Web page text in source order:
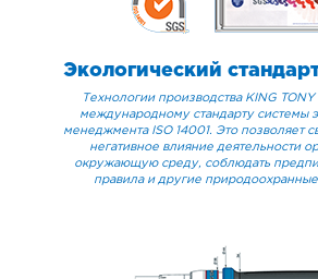
Экологический
Технологии производства KING TONY
международному стандарту системы
менеджмента ISO 14001. Это позволяет
негативное влияние деятельности
окружающую среду, соблюдать
правила и другие природоохранные